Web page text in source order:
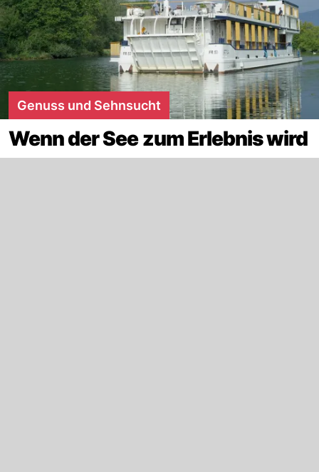
Genuss und Sehnsucht
Wenn der See zum Erlebnis wird